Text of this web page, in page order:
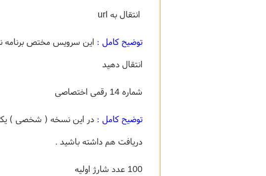
انتقال به url
توضیح کامل : این سرویس مختص برنامه
انتقال دهید
شماره 14 رقمی اختصاصی
توضیح کامل :
دریافت هم داشته باشید .
100 عدد شارژ اولیه